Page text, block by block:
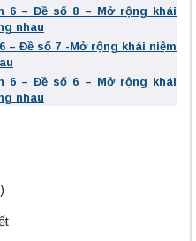
6 – Đề số 8 – Mở rộng khái
nhau
– Đề số 7 -Mở rộng khái niệm
6 – Đề số 6 – Mở rộng khái
nhau